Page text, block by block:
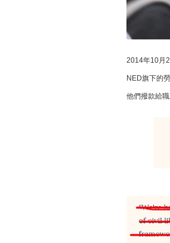
2014年10月
NED旗下的
他們撥款給